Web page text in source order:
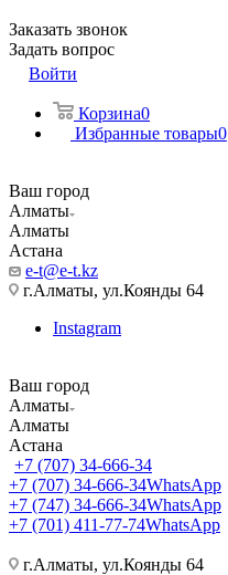
Заказать звонок
Задать вопрос
Войти
Корзина0
Избранные товары0
Ваш город
Алматы
Алматы
Астана
e-t@e-t.kz
г.Алматы, ул.Коянды 64
Instagram
Ваш город
Алматы
Алматы
Астана
+7 (707) 34-666-34
+7 (707) 34-666-34WhatsApp
+7 (747) 34-666-34WhatsApp
+7 (701) 411-77-74WhatsApp
г.Алматы, ул.Коянды 64